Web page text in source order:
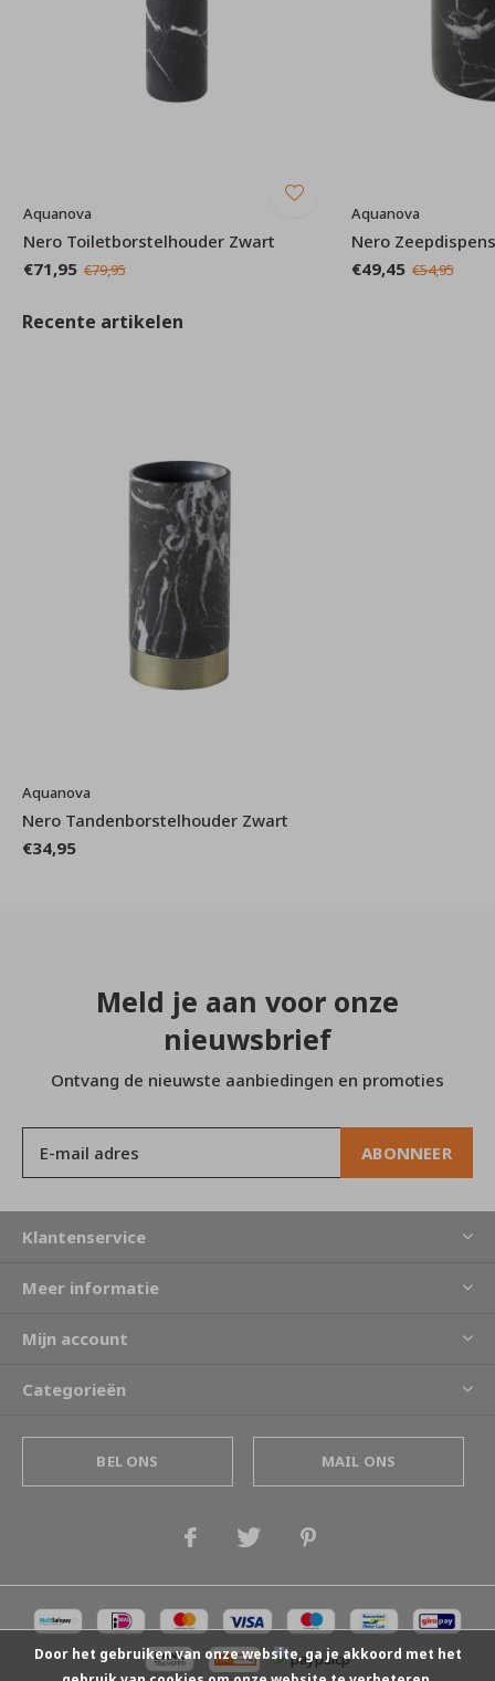
Aquanova
Nero Toiletborstelhouder Zwart
€71,95 €79,95
Aquanova
Nero
€49,45 €54,95
Recente artikelen
Aquanova
Nero Tandenborstelhouder Zwart
€34,95
Meld je aan voor onze
nieuwsbrief
Ontvang de nieuwste aanbiedingen en promoties
ABONNEER
Klantenservice
Meer informatie
Mijn account
Categorieën
BEL ONS MAIL ONS
Door het gebruiken van onze website, ga je akkoord met het